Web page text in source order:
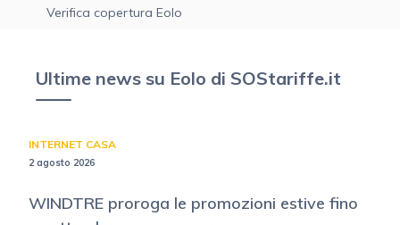
Verifica copertura Eolo
Ultime news su Eolo di SOStariffe.it
INTERNET CASA
2 agosto 2026
WINDTRE proroga le promozioni estive fino